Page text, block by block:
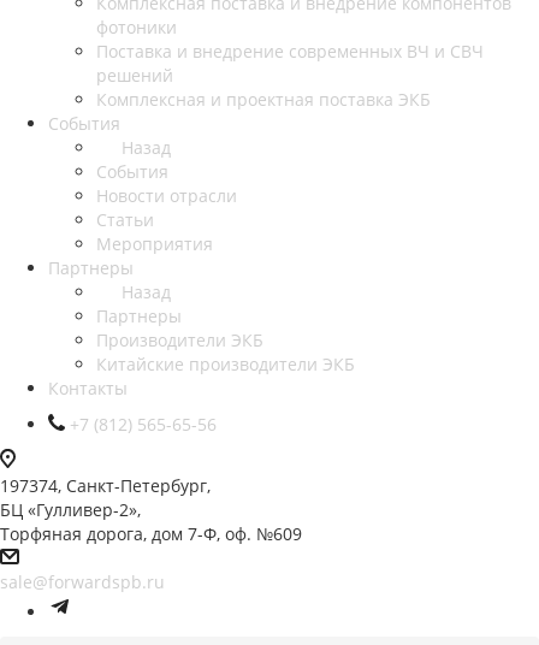
фотоники
Поставка и внедрение современных ВЧ и СВЧ
решений
Комплексная и проектная поставка ЭКБ
События
Назад
События
Новости отрасли
Статьи
Мероприятия
Партнеры
Назад
Партнеры
Производители ЭКБ
Китайские производители ЭКБ
Контакты
+7 (812) 565-65-56
197374, Санкт-Петербург,
БЦ «Гулливер-2»,
Торфяная дорога, дом 7-Ф, оф. №609
sale@forwardspb.ru